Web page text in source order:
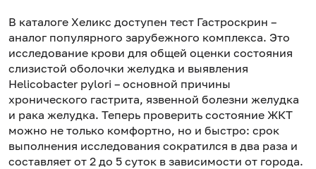
В каталоге Хеликс доступен тест Гастроскрин –
аналог популярного зарубежного комплекса. Это
исследование крови для общей оценки состояния
слизистой оболочки желудка и выявления
Helicobacter pylori – основной причины
хронического гастрита, язвенной болезни желудка
и рака желудка. Теперь проверить состояние ЖКТ
можно не только комфортно, но и быстро: срок
выполнения исследования сократился в два раза и
составляет от 2 до 5 суток в зависимости от города.